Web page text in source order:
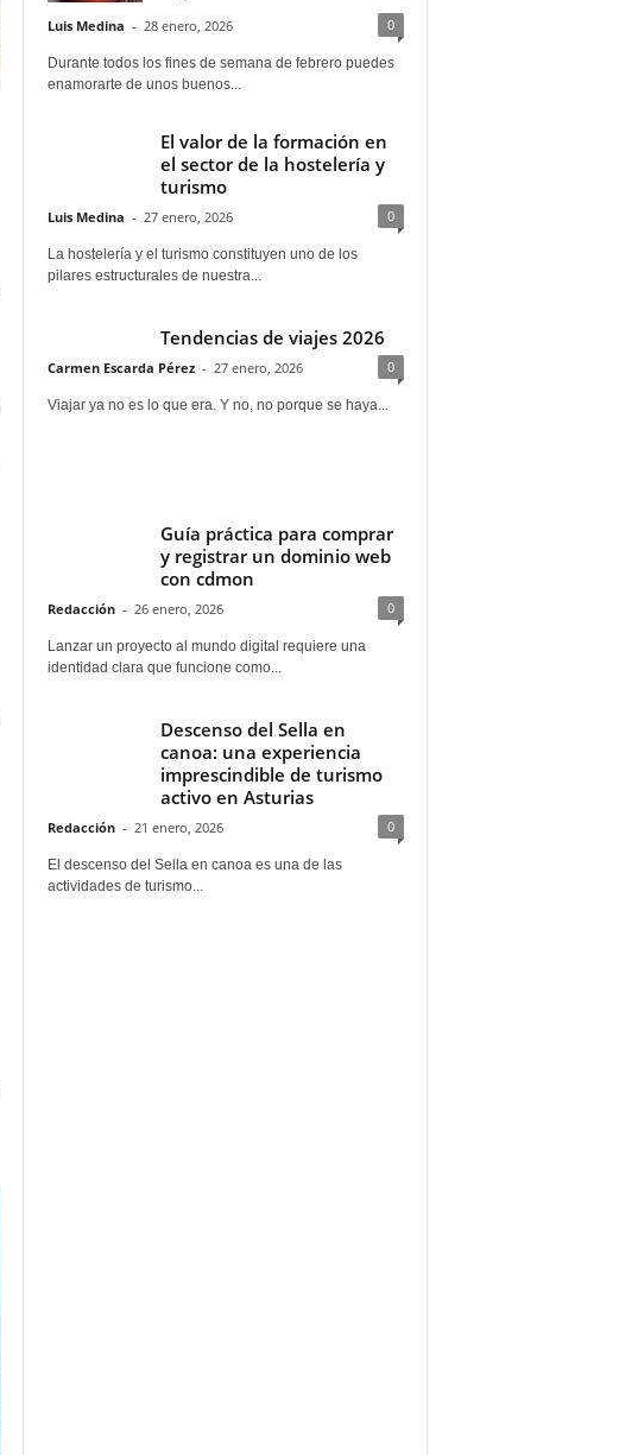
Luis Medina - 28 enero, 2026 0
Durante todos los fines de semana de febrero puedes
enamorarte de unos buenos...
El valor de la formación en
el sector de la hostelería y
turismo
Luis Medina - 27 enero, 2026 0
La hostelería y el turismo constituyen uno de los
pilares estructurales de nuestra...
Tendencias de viajes 2026
Carmen Escarda Pérez - 27 enero, 2026 0
Viajar ya no es lo que era. Y no, no porque se haya...
Guía práctica para comprar
y registrar un dominio web
con cdmon
Redacción - 26 enero, 2026 0
Lanzar un proyecto al mundo digital requiere una
identidad clara que funcione como...
Descenso del Sella en
canoa: una experiencia
imprescindible de turismo
activo en Asturias
Redacción - 21 enero, 2026 0
El descenso del Sella en canoa es una de las
actividades de turismo...